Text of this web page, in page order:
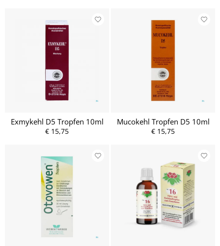
Exmykehl D5 Tropfen 10ml
€ 15,75
Mucokehl Tropfen D5 10ml
€ 15,75